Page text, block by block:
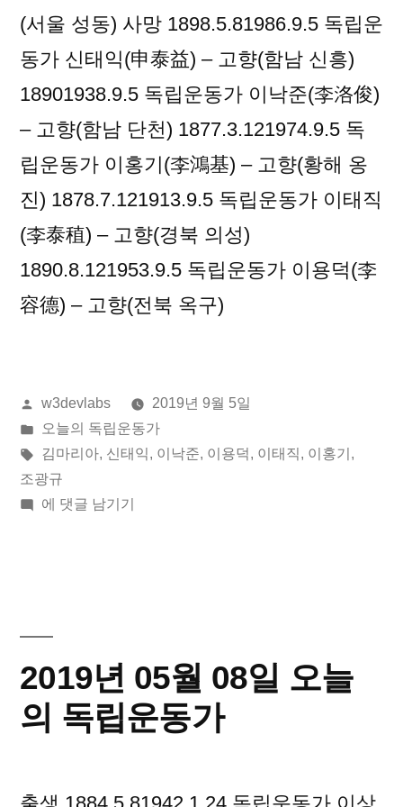
(서울 성동) 사망 1898.5.81986.9.5 독립운
동가 신태익(申泰益) – 고향(함남 신흥)
18901938.9.5 독립운동가 이낙준(李洛俊)
– 고향(함남 단천) 1877.3.121974.9.5 독
립운동가 이홍기(李鴻基) – 고향(황해 옹
진) 1878.7.121913.9.5 독립운동가 이태직
(李泰稙) – 고향(경북 의성)
1890.8.121953.9.5 독립운동가 이용덕(李
容德) – 고향(전북 옥구)
올
린
이:
w3devlabs
2019년 9월 5일
게
시
됨:
오늘의 독립운동가
태
그:
김마리아, 신태익, 이낙준, 이용덕, 이태직, 이홍기 ,
조광규
2019
늘
의
독
에 댓글 남기기
2019년 05월 08일 오늘
의 독립운동가